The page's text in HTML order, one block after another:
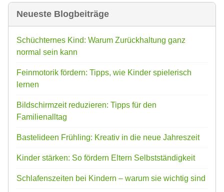
Neueste Blogbeiträge
Schüchternes Kind: Warum Zurückhaltung ganz
normal sein kann
Feinmotorik fördern: Tipps, wie Kinder spielerisch
lernen
Bildschirmzeit reduzieren: Tipps für den
Familienalltag
Bastelideen Frühling: Kreativ in die neue Jahreszeit
Kinder stärken: So fördern Eltern Selbstständigkeit
Schlafenszeiten bei Kindern – warum sie wichtig sind